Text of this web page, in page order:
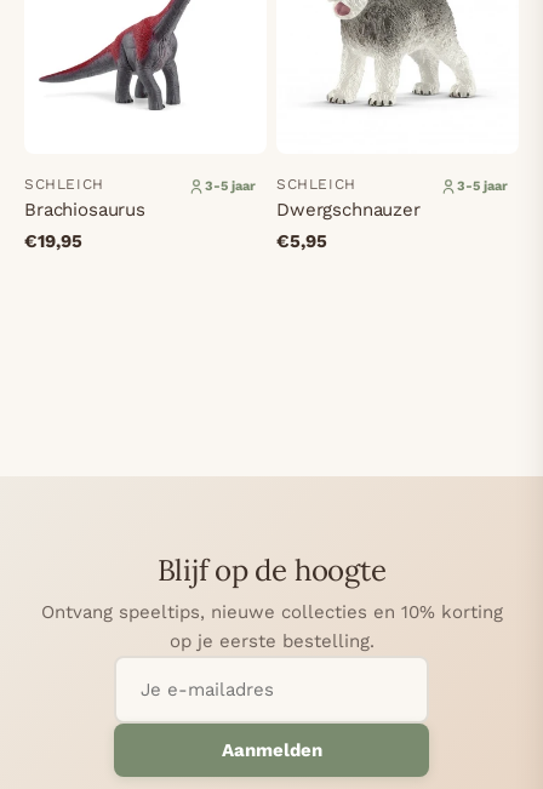
SCHLEICH 3-5 jaar
Brachiosaurus
€19,95
SCHLEICH 3-5 jaar
Dwergschnauzer
€5,95
Blijf op de hoogte
Ontvang speeltips, nieuwe collecties en 10% korting
op je eerste bestelling.
Aanmelden